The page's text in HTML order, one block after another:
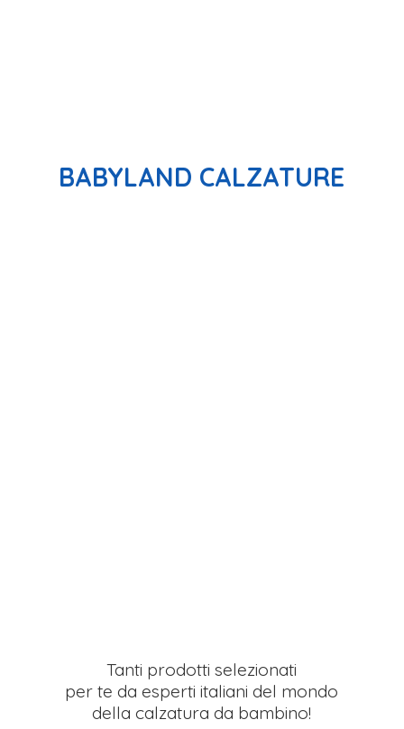
BABYLAND CALZATURE
Tanti prodotti selezionati
per te da esperti italiani del mondo
della calzatura da bambino!